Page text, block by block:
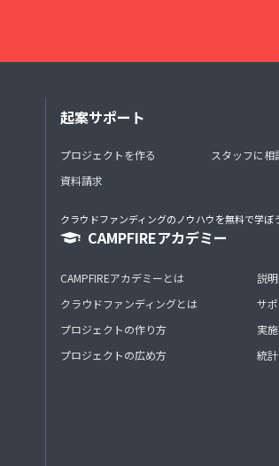
起案サポート
プロジェクトを作る
資料請求
スタッフに相
クラウドファンディングのノウハウを無料で学ぼ
CAMPFIREアカデミー
CAMPFIREアカデミーとは
クラウドファンディングとは
プロジェクトの作り方
プロジェクトの広め方
説
サ
実
統